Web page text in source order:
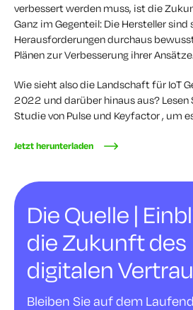
verbessert werden muss, ist die
Ganz im Gegenteil: Die Hersteller
Herausforderungen durchaus
Plänen zur Verbesserung ihrer Ansätze.
Wie sieht also die Landschaft für IoT
2022 und darüber hinaus aus? Lesen
Studie von Pulse und Keyfactor , um
Jetzt herunterladen
Die Quelle |
die Zukunft des
digitalen
Bleiben Sie auf dem